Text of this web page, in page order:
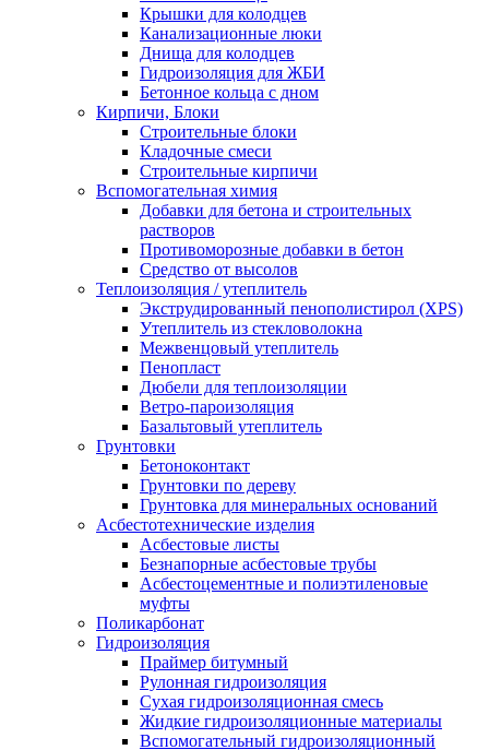
Крышки для колодцев
Канализационные люки
Днища для колодцев
Гидроизоляция для ЖБИ
Бетонное кольца с дном
Кирпичи, Блоки
Строительные блоки
Кладочные смеси
Строительные кирпичи
Вспомогательная химия
Добавки для бетона и строительных
растворов
Противоморозные добавки в бетон
Средство от высолов
Теплоизоляция / утеплитель
Экструдированный пенополистирол (XPS)
Утеплитель из стекловолокна
Межвенцовый утеплитель
Пенопласт
Дюбели для теплоизоляции
Ветро-пароизоляция
Базальтовый утеплитель
Грунтовки
Бетоноконтакт
Грунтовки по дереву
Грунтовка для минеральных оснований
Асбестотехнические изделия
Асбестовые листы
Безнапорные асбестовые трубы
Асбестоцементные и полиэтиленовые
муфты
Поликарбонат
Гидроизоляция
Праймер битумный
Рулонная гидроизоляция
Сухая гидроизоляционная смесь
Жидкие гидроизоляционные материалы
Вспомогательный гидроизоляционный